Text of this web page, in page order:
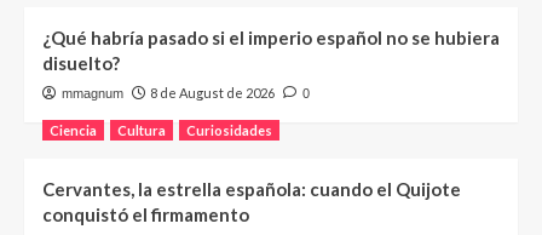
¿Qué habría pasado si el imperio español no se hubiera
disuelto?
mmagnum 8 de August de 2026 0
Ciencia Cultura Curiosidades
Cervantes, la estrella española: cuando el Quijote
conquistó el firmamento